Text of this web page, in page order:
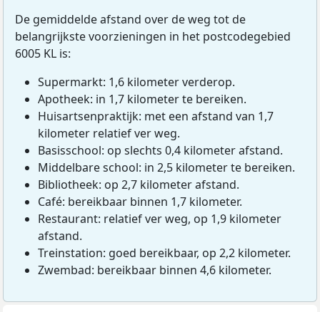
De gemiddelde afstand over de weg tot de
belangrijkste voorzieningen in het postcodegebied
6005 KL is:
Supermarkt: 1,6 kilometer verderop.
Apotheek: in 1,7 kilometer te bereiken.
Huisartsenpraktijk: met een afstand van 1,7
kilometer relatief ver weg.
Basisschool: op slechts 0,4 kilometer afstand.
Middelbare school: in 2,5 kilometer te bereiken.
Bibliotheek: op 2,7 kilometer afstand.
Café: bereikbaar binnen 1,7 kilometer.
Restaurant: relatief ver weg, op 1,9 kilometer
afstand.
Treinstation: goed bereikbaar, op 2,2 kilometer.
Zwembad: bereikbaar binnen 4,6 kilometer.